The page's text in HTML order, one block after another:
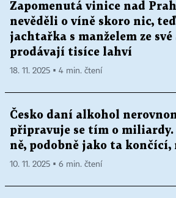
Zapomenutá vinice nad
nevěděli o víně skoro nic,
jachtařka s manželem ze
prodávají tisíce lahví
18. 11. 2025 ▪ 4 min. čtení
Česko daní alkohol
připravuje se tím o
ně, podobně jako ta končící,
10. 11. 2025 ▪ 6 min. čtení